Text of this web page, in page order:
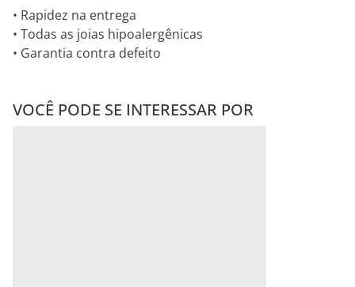
• Rapidez na entrega
• Todas as joias hipoalergênicas
• Garantia contra defeito
VOCÊ PODE SE INTERESSAR POR